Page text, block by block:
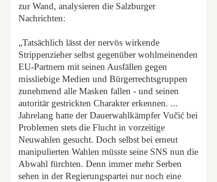
zur Wand, analysieren die Salzburger
Nachrichten:
„Tatsächlich lässt der nervös wirkende
Strippenzieher selbst gegenüber wohlmeinenden
EU-Partnern mit seinen Ausfällen gegen
missliebige Medien und Bürgerrechtsgruppen
zunehmend alle Masken fallen - und seinen
autoritär gestrickten Charakter erkennen. ...
Jahrelang hatte der Dauerwahlkämpfer Vučić bei
Problemen stets die Flucht in vorzeitige
Neuwahlen gesucht. Doch selbst bei erneut
manipulierten Wahlen müsste seine SNS nun die
Abwahl fürchten. Denn immer mehr Serben
sehen in der Regierungspartei nur noch eine